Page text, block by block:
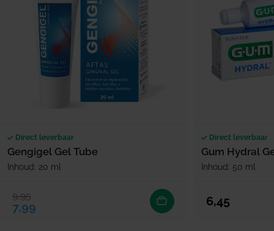
Direct leverbaar
Gengigel Gel Tube
Inhoud: 20 ml
Verkoopprijs
7,99
Normale prijs
9,95
Direct leverbaar
Gum Hydral
Inhoud: 50 ml
Normale prijs
6,45